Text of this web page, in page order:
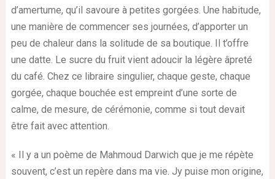
d’amertume, qu’il savoure à petites gorgées. Une habitude,
une manière de commencer ses journées, d’apporter un
peu de chaleur dans la solitude de sa boutique. Il t’offre
une datte. Le sucre du fruit vient adoucir la légère âpreté
du café. Chez ce libraire singulier, chaque geste, chaque
gorgée, chaque bouchée est empreint d’une sorte de
calme, de mesure, de cérémonie, comme si tout devait
être fait avec attention.
« Il y a un poème de Mahmoud Darwich que je me répète
souvent, c’est un repère dans ma vie. Jy puise mon origine,